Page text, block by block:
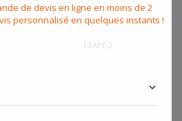
de devis en ligne en moins de 2
personnalisé en quelques instants !
ETAPE 2